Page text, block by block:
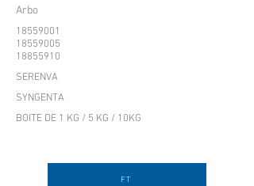
Arbo
18559001
18559005
18855910
SERENVA
SYNGENTA
BOITE DE 1 KG / 5 KG / 10KG
FT